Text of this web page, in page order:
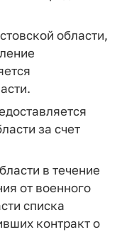
области,
за счет
в течение
от военного
списка
контракт о